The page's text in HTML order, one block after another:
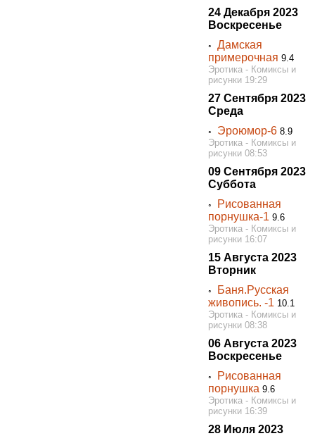
24 Декабря 2023
Воскресенье
◦Дамская
примерочная9.4
Эротика - Комиксы и
рисунки 19:29
27 Сентября 2023
Среда
◦ Эроюмор-6 8.9
Эротика - Комиксы и
рисунки 08:53
09 Сентября 2023
Суббота
◦
Рисованная
порнушка-1 9.6
Эротика - Комиксы и
рисунки 16:07
15 Августа 2023
Вторник
◦
Баня.Русская
живопись. -1 10.1
Эротика - Комиксы и
рисунки 08:38
06 Августа 2023
Воскресенье
◦
Рисованная
порнушка 9.6
Эротика - Комиксы и
рисунки 16:39
28 Июля 2023